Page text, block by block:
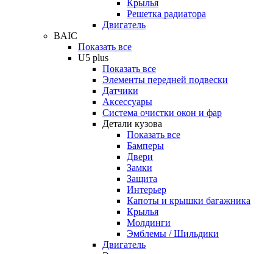
Крылья
Решетка радиатора
Двигатель
BAIC
Показать все
U5 plus
Показать все
Элементы передней подвески
Датчики
Аксессуары
Система очистки окон и фар
Детали кузова
Показать все
Бамперы
Двери
Замки
Защита
Интерьер
Капоты и крышки багажника
Крылья
Молдинги
Эмблемы / Шильдики
Двигатель